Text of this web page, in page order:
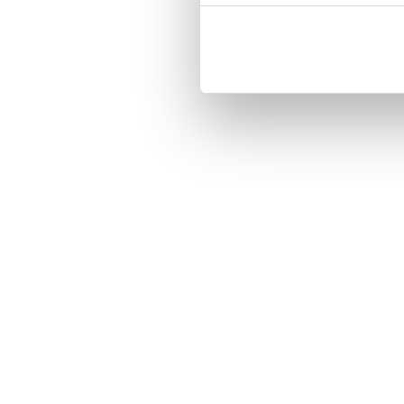
Customized front and black
Three handy card slots on the
Pocket inside, which is ideal for